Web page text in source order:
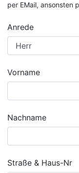
per EMail, ansonsten
Anrede
Vorname
Nachname
Straße & Haus-Nr